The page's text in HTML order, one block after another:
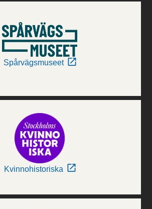
Spårvägsmuseet
Kvinnohistoriska